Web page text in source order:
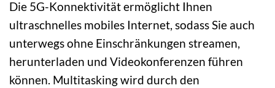
Die 5G-Konnektivität ermöglicht Ihnen
ultraschnelles mobiles Internet, sodass Sie auch
unterwegs ohne Einschränkungen streamen,
herunterladen und Videokonferenzen führen
können. Multitasking wird durch den